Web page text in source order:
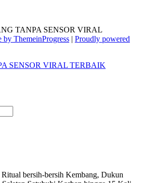
TANPA SENSOR VIRAL
by ThemeinProgress | Proudly powered
SENSOR VIRAL TERBAIK
bersih-bersih Kembang, Dukun